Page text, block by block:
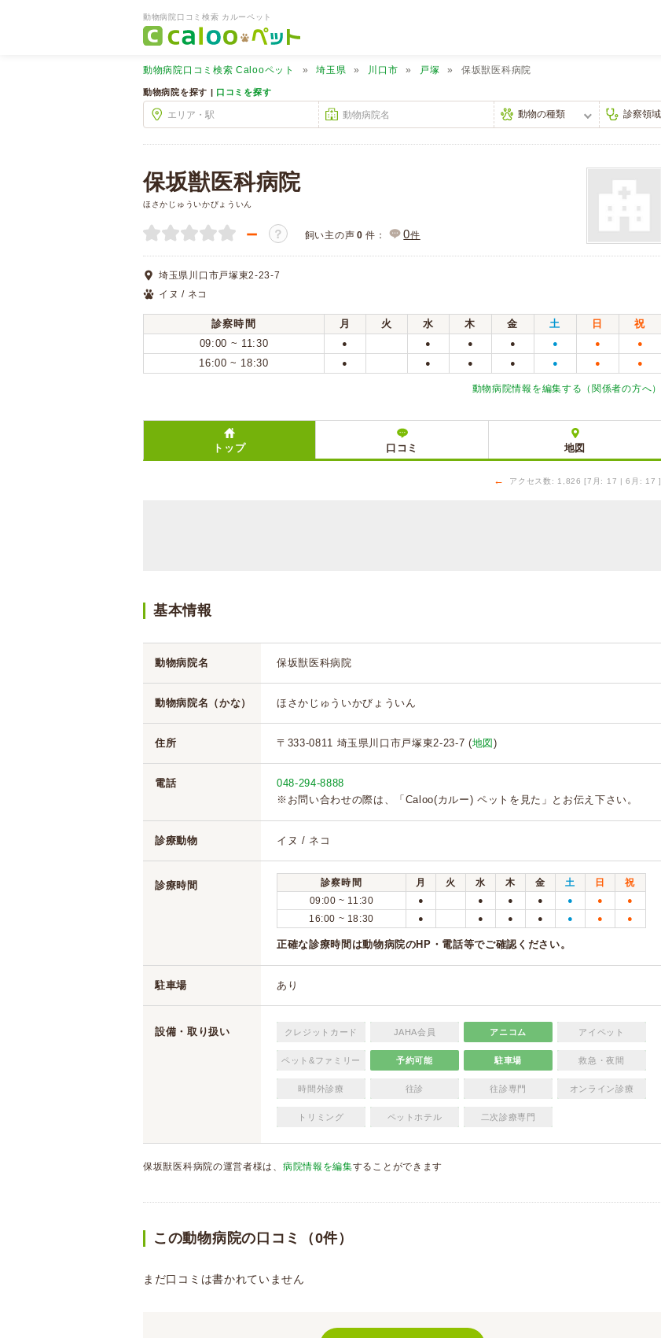
動物病院口コミ検索 カルーペット
動物病院口コミ検索 Calooペット 埼玉県 川口市 戸塚 保坂獣医科病院
動物病院を探す | 口コミを探す
保坂獣医科病院
ほさかじゅういかびょういん
－ ？ 飼い主の声 0 件： 0件
埼玉県川口市戸塚東2-23-7
イヌ / ネコ
診察時間 月 火 水 木 金 土 日
祝
09:00 ~ 11:30
● ● ● ● ● ● ●
16:00 ~ 18:30 ● ● ● ● ● ● ●
動物病院情報を編集する（関係者の方へ）
トップ 口コミ 地図
← アクセス数: 1,826 [7月: 17 | 6月: 17 ]
基本情報
動物病院名 保坂獣医科病院
動物病院名（かな） ほさかじゅういかびょういん
住所 〒333-0811 埼玉県川口市戸塚東2-23-7 (地図 )
電話
048-294-8888
※お問い合わせの際は、「Caloo(カルー) ペットを見た」とお伝え下さい。
診療動物 イヌ / ネコ
診療時間 診察時間 月 火 水 木 金 土 日
祝
09:00 ~ 11:30
● ● ● ● ● ● ●
16:00 ~ 18:30 ● ● ● ● ● ● ●
正確な診療時間は動物病院のHP・電話等でご確認ください。
駐車場 あり
設備・取り扱い クレジットカード JAHA会員 アニコム アイペット
ペット&ファミリー 予約可能 駐車場 救急・夜間
時間外診療 往診 往診専門 オンライン診療
トリミング ペットホテル 二次診療専門
保坂獣医科病院の運営者様は、 病院情報を編集することができます
この動物病院の口コミ（0件）
まだ口コミは書かれていません